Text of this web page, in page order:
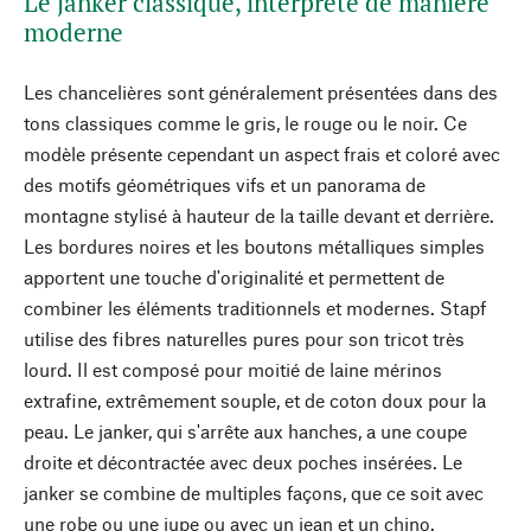
moderne
Les chancelières sont généralement présentées dans des
tons classiques comme le gris, le rouge ou le noir. Ce
modèle présente cependant un aspect frais et coloré avec
des motifs géométriques vifs et un panorama de
montagne stylisé à hauteur de la taille devant et derrière.
Les bordures noires et les boutons métalliques simples
apportent une touche d'originalité et permettent de
combiner les éléments traditionnels et modernes. Stapf
utilise des fibres naturelles pures pour son tricot très
lourd. Il est composé pour moitié de laine mérinos
extrafine, extrêmement souple, et de coton doux pour la
peau. Le janker, qui s'arrête aux hanches, a une coupe
droite et décontractée avec deux poches insérées. Le
janker se combine de multiples façons, que ce soit avec
une robe ou une jupe ou avec un jean et un chino.